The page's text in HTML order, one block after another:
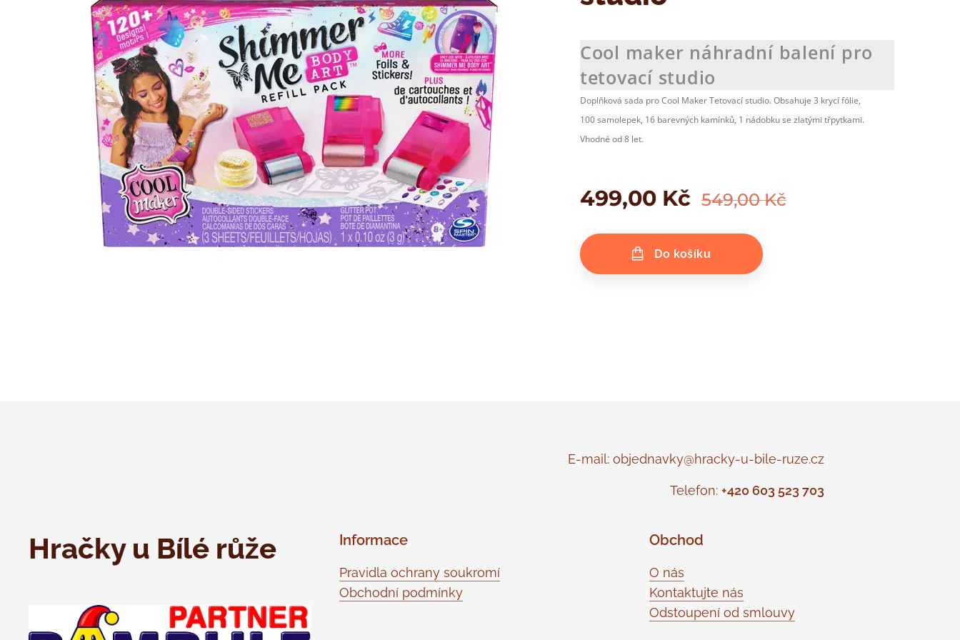
Cool maker náhradní balení pro
tetovací studio
Doplňková sada pro Cool Maker Tetovací studio. Obsahuje 3 krycí fólie,
100 samolepek, 16 barevných kamínků, 1 nádobku se zlatými třpytkami.
Vhodné od 8 let.
499,00 Kč 549,00Kč
Do košíku
E-mail: objednavky@hracky-u-bile-ruze.cz
Telefon: +420 603 523 703
Hračky u Bílé růže Informace
Pravidla ochrany soukromí
Obchodní podmínky
Obchod
O nás
Kontaktujte nás
Odstoupení od smlouvy